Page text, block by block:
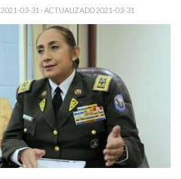
2021-03-31 · ACTUALIZADO2021-03-31